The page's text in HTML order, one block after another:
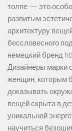
толпе — это
развитым
архитектуру
бессловесного
немецкий бренд
Дизайнеры марки
женщин, которым
доказывать
вещей скрыта в
уникальной
научиться